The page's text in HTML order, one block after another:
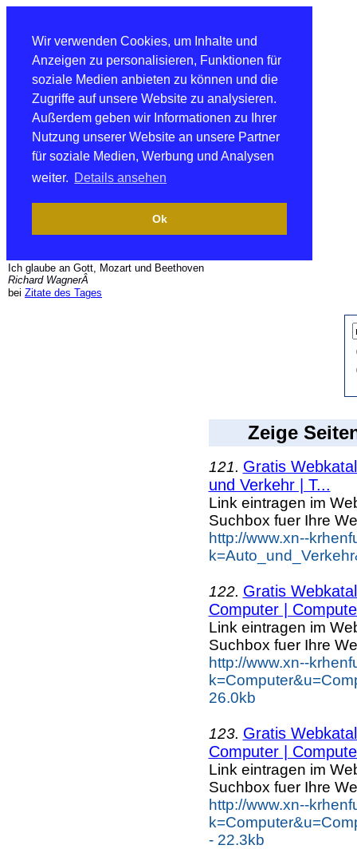
Wir verwenden Cookies, um Inhalte und
Anzeigen zu personalisieren, Funktionen für
soziale Medien anbieten zu können und die
Zugriffe auf unsere Website zu analysieren.
Außerdem geben wir Informationen zu Ihrer
Nutzung unserer Website an unsere Partner
für soziale Medien, Werbung und Analysen
weiter. Details ansehen
Ok
Ich glaube an Gott, Mozart und Beethoven
Richard WagnerÂ
bei Zitate des Tages
Zeige
121. Gratis
und Verkehr | T...
Link eintragen im
Suchbox fuer Ihre
http://www.xn--
122. Gratis
Computer |
Link eintragen im
Suchbox fuer Ihre
http://www.xn--
26.0kb
123. Gratis
Computer |
Link eintragen im
Suchbox fuer Ihre
http://www.xn--
- 22.3kb